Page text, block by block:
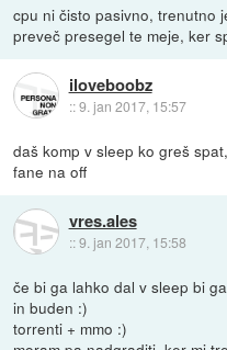
cpu ni čisto pasivno, trenutno
preveč presegel te meje, ker
iloveboobz
::9. jan 2017, 15:57
daš komp v sleep ko greš
fane na off
vres.ales
::9. jan 2017, 15:58
če bi ga lahko dal v sleep bi
in buden :)
torrenti + mmo :)